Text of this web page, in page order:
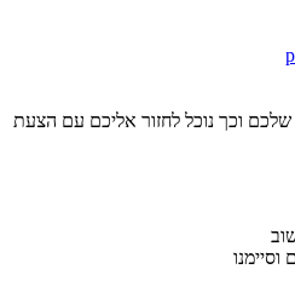
וכך נוכל לחזור אליכם עם הצעת